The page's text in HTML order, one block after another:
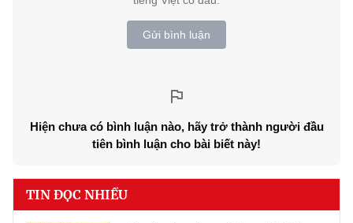
Gửi bình luận
Hiện chưa có bình luận nào, hãy trở thành người đầu
tiên bình luận cho bài biết này!
TIN ĐỌC NHIỀU